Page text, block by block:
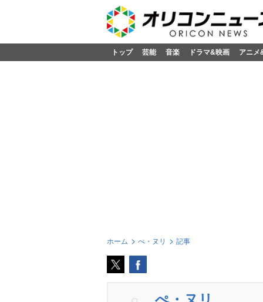
トップ 芸能 音楽 ドラマ&映画 アニメ
ホーム ぺ・ヌリ 記事